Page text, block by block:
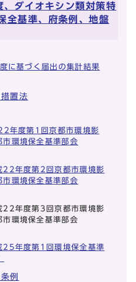
、ダイオキシン類対策特
全基準、府条例、地盤
に基づく届出の集計結果
置法
年度第1回京都市環境影
環境保全基準部会
年度第2回京都市環境影
環境保全基準部会
年度第3回京都市環境影
環境保全基準部会
年度第1回環境保全基準
例